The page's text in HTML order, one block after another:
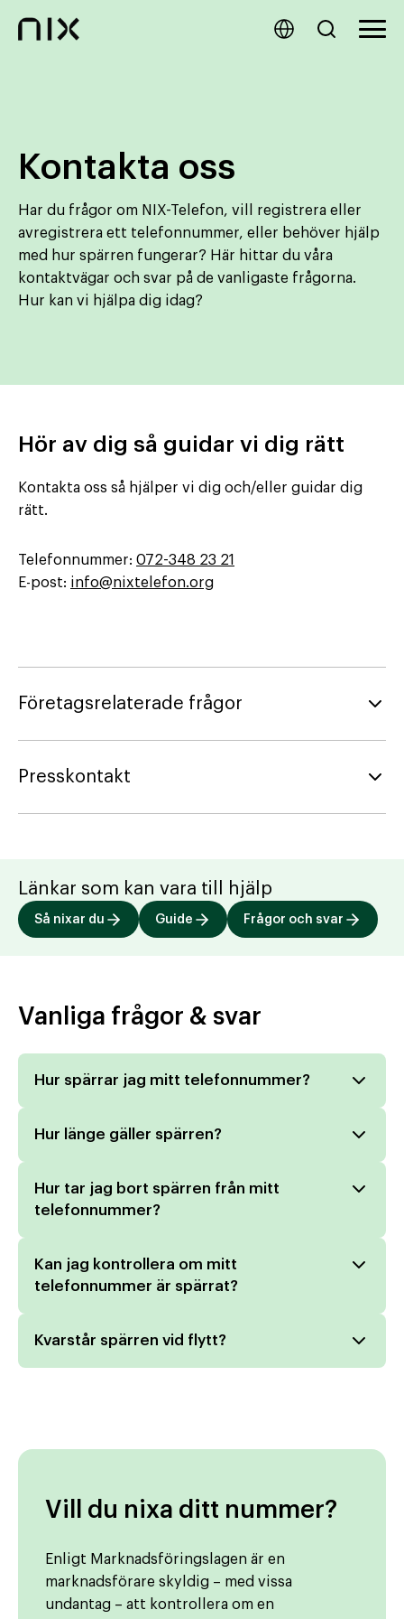
Kontakta oss
Har du frågor om NIX-Telefon, vill registrera eller
avregistrera ett telefonnummer, eller behöver hjälp
med hur spärren fungerar? Här hittar du våra
kontaktvägar och svar på de vanligaste frågorna.
Hur kan vi hjälpa dig idag?
Hör av dig så guidar vi dig rätt
Kontakta oss så hjälper vi dig och/eller guidar dig
rätt.
Telefonnummer: 072-348 23 21
E-post: info@nixtelefon.org
Företagsrelaterade frågor
Presskontakt
Länkar som kan vara till hjälp
Så nixar du Guide Frågor och svar
Vanliga frågor & svar
Hur spärrar jag mitt telefonnummer?
Hur länge gäller spärren?
Hur tar jag bort spärren från mitt
telefonnummer?
Kan jag kontrollera om mitt
telefonnummer är spärrat?
Kvarstår spärren vid flytt?
Vill du nixa ditt nummer?
Enligt Marknadsföringslagen är en
marknadsförare skyldig – med vissa
undantag – att kontrollera om en